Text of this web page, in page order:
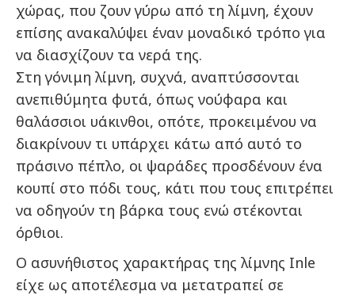
χώρας, που ζουν γύρω από τη λίμνη, έχουν
επίσης ανακαλύψει έναν μοναδικό τρόπο για
να διασχίζουν τα νερά της.
Στη γόνιμη λίμνη, συχνά, αναπτύσσονται
ανεπιθύμητα φυτά, όπως νούφαρα και
θαλάσσιοι υάκινθοι, οπότε, προκειμένου να
διακρίνουν τι υπάρχει κάτω από αυτό το
πράσινο πέπλο, οι ψαράδες προσδένουν ένα
κουπί στο πόδι τους, κάτι που τους επιτρέπει
να οδηγούν τη βάρκα τους ενώ στέκονται
όρθιοι.
Ο ασυνήθιστος χαρακτήρας της λίμνης Inle
είχε ως αποτέλεσμα να μετατραπεί σε